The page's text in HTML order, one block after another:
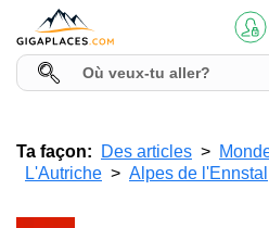
Ta façon: Des articles
L'Autriche
Alpes de l'Ennstal